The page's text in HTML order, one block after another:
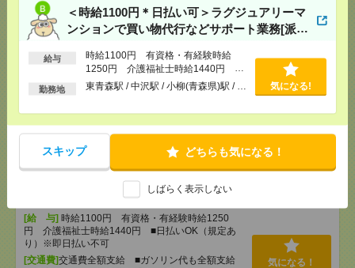
＜時給1100円＊日払い可＞ラグジュアリーマ
ンションで買い物代行などサポート業務[派
給与
時給1100円 有資格・有経験時給
1250円 介護福祉士時給1440円 ■
日払いOK（規定あり）※即日払い不
勤務地 東青森駅 / 中沢駅 / 小柳(青森県)駅 / … 気になる!
スキップ どちらも気になる！
しばらく表示しない
＜時給1100円＊日払い可＞ラグジュアリーマンショ
ンで買い物代行などサポート業務[派遣]
[給 与]時給1100円 有資格・有経験時給1250
円 介護福祉士時給1440円 ■日払いOK（規定あ
り）※即日払い不可
（規定あり） ■無料駐車場もご相談ください
中沢駅/小柳(青森県)駅/…
＜週2日～＊カンタン！＞高級マンションで買い物代
行などの生活サポート！[派遣]
[給 与] 時給1100円 有資格・有経験時給1250
円 介護福祉士時給1440円 ■日払いOK（規定あ
り）※即日払い不可
[交通費]交通費全額支給 ■ガソリン代も全額支給
気になる！